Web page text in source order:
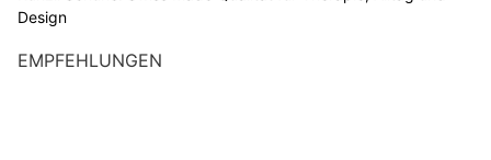
Design
EMPFEHLUNGEN